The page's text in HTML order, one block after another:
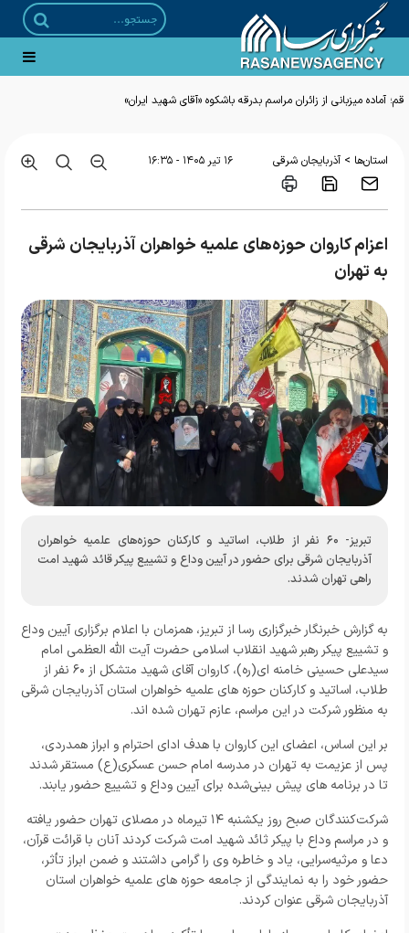
قم؛ آماده میزبانی از زائران مراسم بدرقه باشکوه «آقای شهید ایران»
استان‌ها > آذربایجان شرقی ۱۶ تير ۱۴۰۵ - ۱۶:۳۵
اعزام کاروان حوزه‌های علمیه خواهران آذربایجان شرقی
به تهران
تبریز- ۶۰ نفر از طلاب، اساتید و کارکنان حوزه‌های علمیه خواهران
آذربایجان شرقی برای حضور در آیین وداع و تشییع پیکر قائد شهید امت
راهی تهران شدند.
به گزارش خبرنگار خبرگزاری رسا از تبریز، همزمان با اعلام برگزاری آیین وداع
و تشییع پیکر رهبر شهید انقلاب اسلامی حضرت آیت الله العظمی امام
سیدعلی حسینی خامنه ای(ره)، کاروان آقای شهید متشکل از ۶۰ نفر از
طلاب، اساتید و کارکنان حوزه‌ های علمیه خواهران استان آذربایجان شرقی
به منظور شرکت در این مراسم، عازم تهران شده اند.
بر این اساس، اعضای این کاروان با هدف ادای احترام و ابراز همدردی،
پس از عزیمت به تهران در مدرسه امام حسن عسکری(ع) مستقر شدند
تا در برنامه‌ های پیش‌ بینی‌شده برای آیین وداع و تشییع حضور یابند.
شرکت‌کنندگان صبح روز یکشنبه ۱۴ تیرماه در مصلای تهران حضور یافته
و در مراسم وداع با پیکر ثائد شهید امت شرکت کردند آنان با قرائت قرآن،
دعا و مرثیه‌سرایی، یاد و خاطره وی را گرامی داشتند و ضمن ابراز تأثر،
حضور خود را به نمایندگی از جامعه حوزه‌ های علمیه خواهران استان
آذربایجان شرقی عنوان کردند.